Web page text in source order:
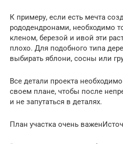
К примеру, если есть мечта
рододендронами, необходимо
кленом, березой и ивой эти
плохо. Для подобного типа
выбирать яблони, сосны или
Все детали проекта
своем плане, чтобы после
и не запутаться в деталях.
План участка очень